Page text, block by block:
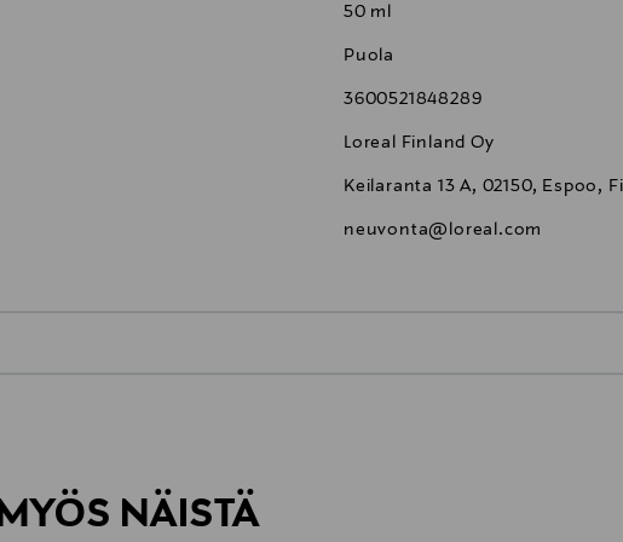
50 ml
Puola
3600521848289
Loreal Finland Oy
Keilaranta 13 A, 02150, Espoo,
neuvonta@loreal.com
NÄISTÄ